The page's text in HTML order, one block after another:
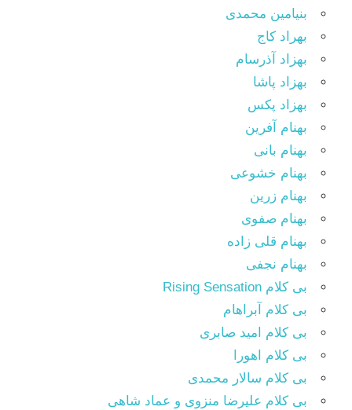
بنیامین محمدی
بهراد کاج
بهزاد آذرسام
بهزاد پاشا
بهزاد پکس
بهنام آفرین
بهنام بانی
بهنام خشوعی
بهنام زرین
بهنام صفوی
بهنام قلی زاده
بهنام نجفی
بی کلام Rising Sensation
بی کلام آبراهام
بی کلام امید صابری
بی کلام اهورا
بی کلام سالار محمدی
بی کلام علیرضا منزوی و عماد شاهی